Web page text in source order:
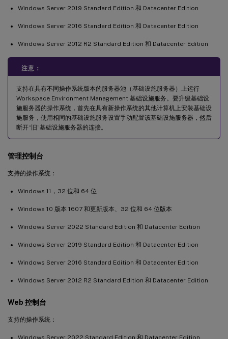
Windows Server 2019 Standard Edition 和 Datacenter Edition
Windows Server 2016 Standard Edition 和 Datacenter Edition
Windows Server 2012 R2 Standard Edition 和 Datacenter Edition
注意：
支持在具有不同操作系统版本的服务器池（基础设施服务器）上运行
Workspace Environment Management 基础设施服务。要升级基础设
施服务器的操作系统，首先在具有新操作系统的其他计算机上安装基础设
施服务，使用相同的基础设施服务设置手动配置该基础设施服务器，然后
断开“旧”基础设施服务器的连接。
管理控制台
支持的操作系统：
Windows 11，32 位和 64 位
Windows 10 版本 1607 和更新版本、32 位和 64 位版本
Windows Server 2022 Standard Edition 和 Datacenter Edition
Windows Server 2019 Standard Edition 和 Datacenter Edition
Windows Server 2016 Standard Edition 和 Datacenter Edition
Windows Server 2012 R2 Standard Edition 和 Datacenter Edition
Web 控制台
支持的操作系统：
Windows Server 2022 Standard Edition 和 Datacenter Edition